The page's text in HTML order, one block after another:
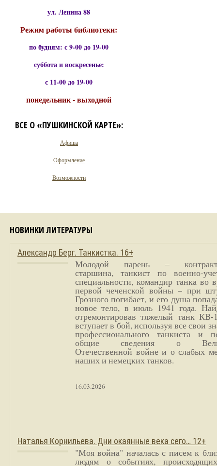
ул. Ленина 88
Режим работы библиотеки:
по будням: с 9-00 до 19-00
суббота и воскресенье:
с 11-00 до 19-00
понедельник - выходной
ВСЕ О «ПУШКИНСКОЙ КАРТЕ»:
Афиша
Оформление
Возможности
НОВИНКИ ЛИТЕРАТУРЫ
Александр Берг. Танкистка. 16+
Молодой парень –
старшина, танкист по военно-
специальности, командир танка во
первой чеченской войны – при
Грозного погибает, и его душа
новое тело, в июль 1941 года.
отремонтировав тяжелый танк
вступает в бой, используя все свои
профессионального танкиста и
общие сведения о
Отечественной войне и о слабых
наших и немецких танков.
16.03.2026
Наталья Корнильева. Дни окаянные века сего… 12+
"Моя война" началась с писем к
людям о событиях,